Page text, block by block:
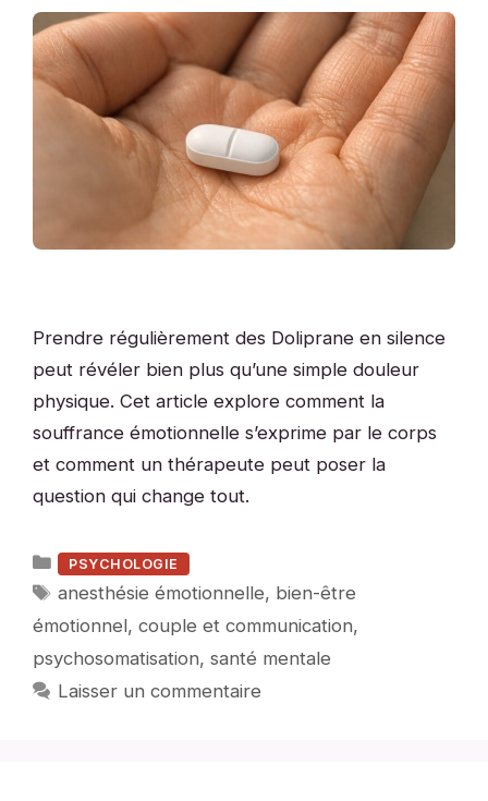
Prendre régulièrement des Doliprane en silence
peut révéler bien plus qu’une simple douleur
physique. Cet article explore comment la
souffrance émotionnelle s’exprime par le corps
et comment un thérapeute peut poser la
question qui change tout.
Catégories
PSYCHOLOGIE
Étiquettes
anesthésie émotionnelle, bien-être
émotionnel, couple et communication,
psychosomatisation, santé mentale
Laisser un commentaire